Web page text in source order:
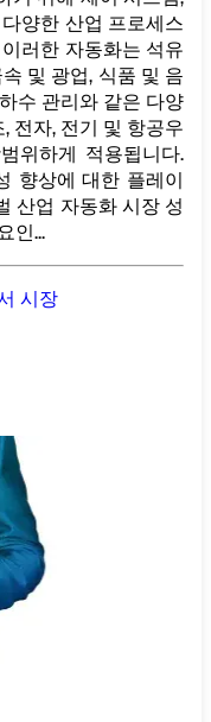
양한 산업 프로세스
러한 자동화는 석유
및 광업, 식품 및 음
수 관리와 같은 다양
전자, 전기 및 항공우
위하게 적용됩니다.
향상에 대한 플레이
산업 자동화 시장 성
인...
시장